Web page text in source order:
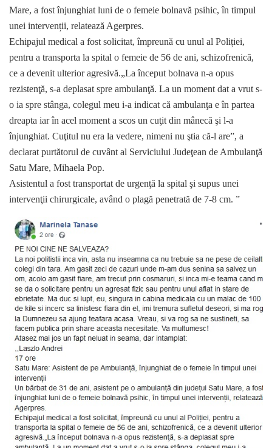
Mare, a fost înjunghiat luni de o femeie bolnavă psihic, în timpul
unei intervenții, relatează Agerpres.
Echipajul medical a fost solicitat, împreună cu unul al Poliției,
pentru a transporta la spital o femeie de 56 de ani, schizofrenică,
ce a devenit ulterior agresivă.„La început bolnava n-a opus
rezistenţă, s-a deplasat spre ambulanţă. La un moment dat a vrut s-
o ia spre stânga, colegul meu i-a indicat că ambulanţa e în partea
dreapta iar în acel moment a scos un cuţit din mânecă şi l-a
înjunghiat. Cuţitul nu era la vedere, nimeni nu ştia că-l are”, a
declarat purtătorul de cuvânt al Serviciului Judeţean de Ambulanţă
Satu Mare, Mihaela Pop.
Asistentul a fost transportat de urgenţă la spital şi supus unei
intervenţii chirurgicale, având o plagă penetrată de 7-8 cm. ”